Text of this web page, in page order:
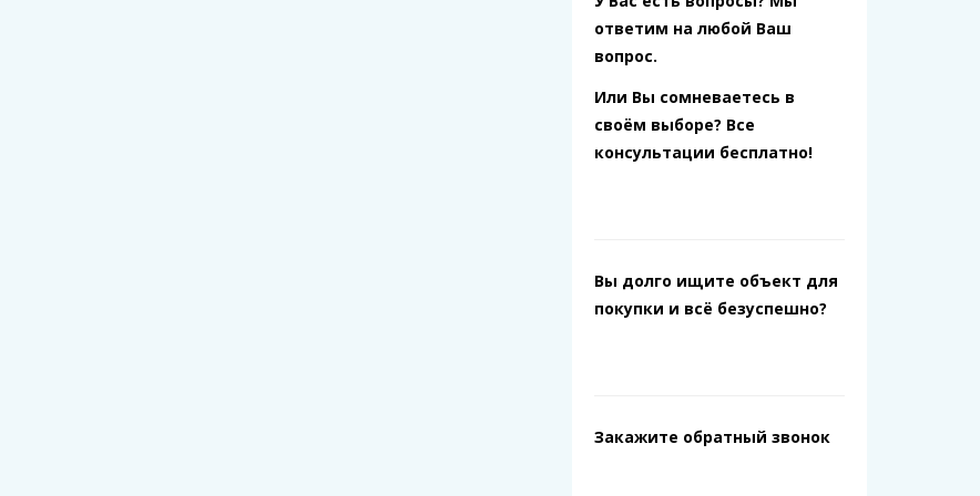
ответим на любой Ваш
вопрос.
Или Вы сомневаетесь в
своём выборе? Все
консультации бесплатно!
Вы долго ищите объект для
покупки и всё безуспешно?
Закажите обратный звонок